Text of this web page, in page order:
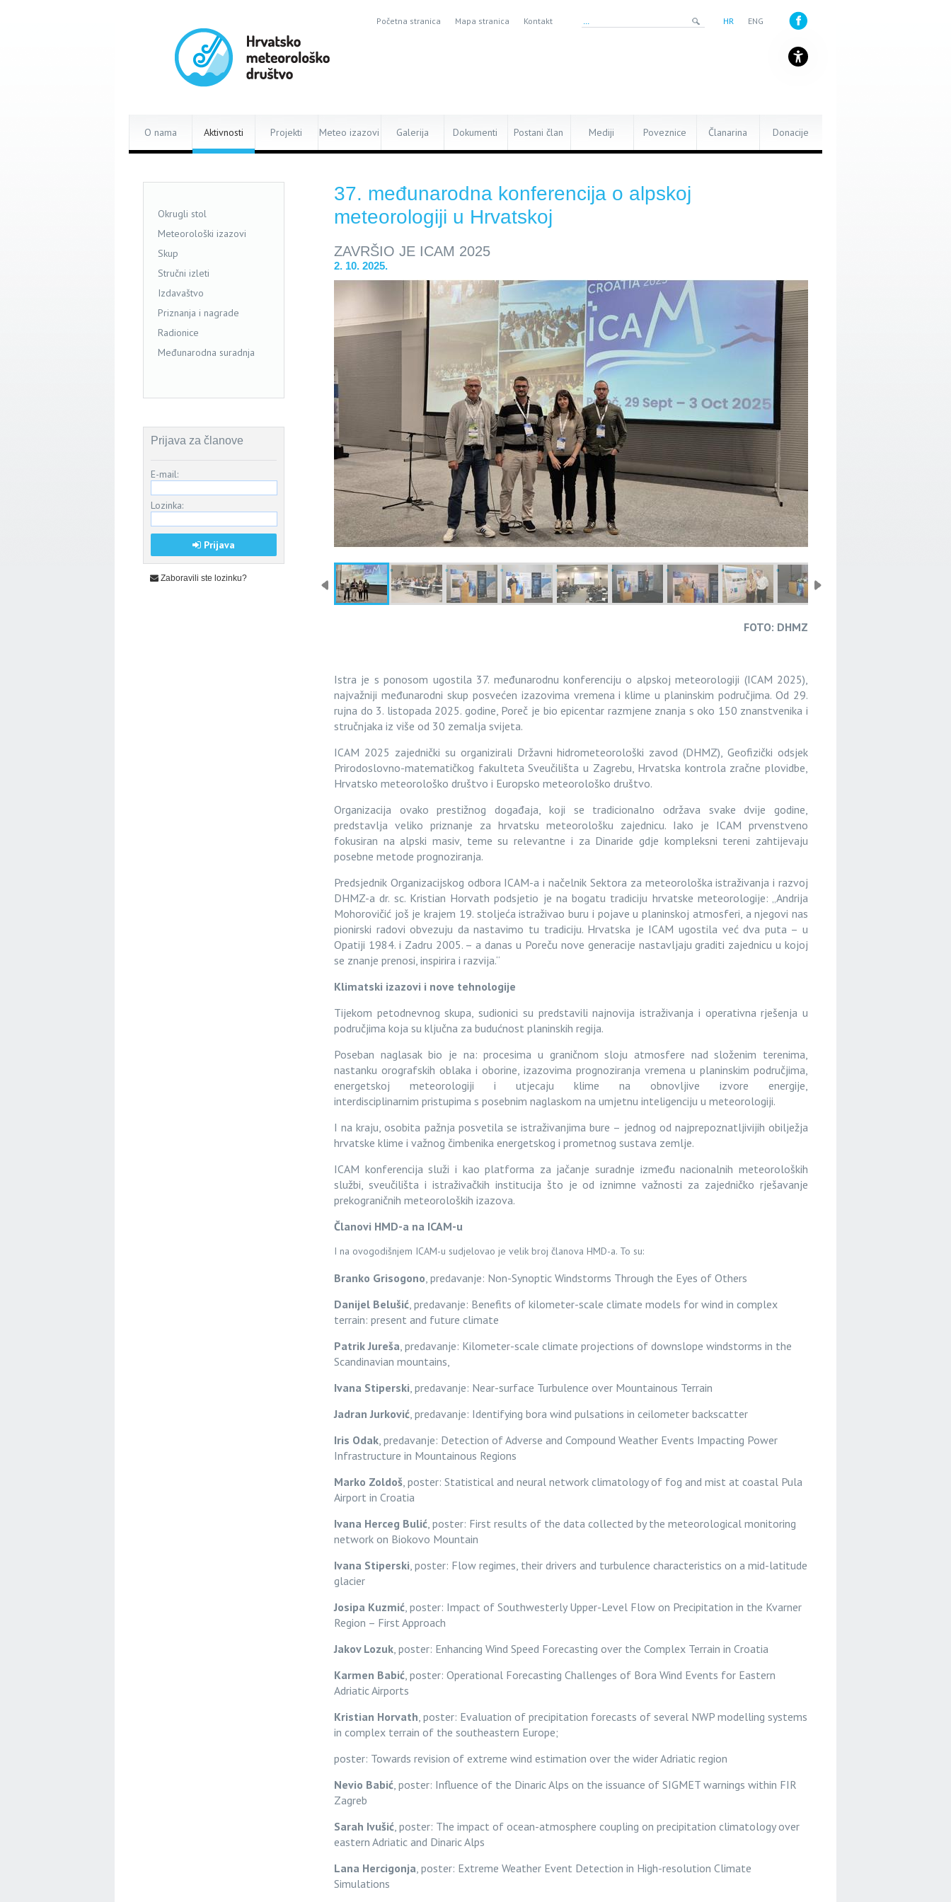
Početna stranica Mapa stranica Kontakt HR ENG
O nama Aktivnosti Projekti Meteo izazovi Galerija Dokumenti Postani član Mediji Poveznice Članarina Donacije
37. međunarodna konferencija o alpskoj
meteorologiji u Hrvatskoj
ZAVRŠIO JE ICAM 2025
2. 10. 2025.
FOTO: DHMZ
Istra je s ponosom ugostila 37. međunarodnu konferenciju o alpskoj meteorologiji (ICAM 2025),
najvažniji međunarodni skup posvećen izazovima vremena i klime u planinskim područjima. Od 29.
rujna do 3. listopada 2025. godine, Poreč je bio epicentar razmjene znanja s oko 150 znanstvenika i
stručnjaka iz više od 30 zemalja svijeta.
ICAM 2025 zajednički su organizirali Državni hidrometeorološki zavod (DHMZ), Geofizički odsjek
Prirodoslovno-matematičkog fakulteta Sveučilišta u Zagrebu, Hrvatska kontrola zračne plovidbe,
Hrvatsko meteorološko društvo i Europsko meteorološko društvo.
Organizacija ovako prestižnog događaja, koji se tradicionalno održava svake dvije godine,
predstavlja veliko priznanje za hrvatsku meteorološku zajednicu. Iako je ICAM prvenstveno
fokusiran na alpski masiv, teme su relevantne i za Dinaride gdje kompleksni tereni zahtijevaju
posebne metode prognoziranja.
Predsjednik Organizacijskog odbora ICAM-a i načelnik Sektora za meteorološka istraživanja i razvoj
DHMZ-a dr. sc. Kristian Horvath podsjetio je na bogatu tradiciju hrvatske meteorologije: „Andrija
Mohorovičić još je krajem 19. stoljeća istraživao buru i pojave u planinskoj atmosferi, a njegovi nas
pionirski radovi obvezuju da nastavimo tu tradiciju. Hrvatska je ICAM ugostila već dva puta – u
Opatiji 1984. i Zadru 2005. – a danas u Poreču nove generacije nastavljaju graditi zajednicu u kojoj
se znanje prenosi, inspirira i razvija.“
Klimatski izazovi i nove tehnologije
Tijekom petodnevnog skupa, sudionici su predstavili najnovija istraživanja i operativna rješenja u
područjima koja su ključna za budućnost planinskih regija.
Poseban naglasak bio je na: procesima u graničnom sloju atmosfere nad složenim terenima,
nastanku orografskih oblaka i oborine, izazovima prognoziranja vremena u planinskim područjima,
energetskoj meteorologiji i utjecaju klime na obnovljive izvore energije,
interdisciplinarnim pristupima s posebnim naglaskom na umjetnu inteligenciju u meteorologiji.
I na kraju, osobita pažnja posvetila se istraživanjima bure – jednog od najprepoznatljivijih obilježja
hrvatske klime i važnog čimbenika energetskog i prometnog sustava zemlje.
ICAM konferencija služi i kao platforma za jačanje suradnje između nacionalnih meteoroloških
službi, sveučilišta i istraživačkih institucija što je od iznimne važnosti za zajedničko rješavanje
prekograničnih meteoroloških izazova.
Članovi HMD-a na ICAM-u
I na ovogodišnjem ICAM-u sudjelovao je velik broj članova HMD-a. To su:
Branko Grisogono, predavanje: Non-Synoptic Windstorms Through the Eyes of Others
Danijel Belušić, predavanje: Benefits of kilometer-scale climate models for wind in complex
terrain: present and future climate
Patrik Jureša, predavanje: Kilometer-scale climate projections of downslope windstorms in the
Scandinavian mountains,
Ivana Stiperski, predavanje: Near-surface Turbulence over Mountainous Terrain
Jadran Jurković, predavanje: Identifying bora wind pulsations in ceilometer backscatter
Iris Odak, predavanje: Detection of Adverse and Compound Weather Events Impacting Power
Infrastructure in Mountainous Regions
Marko Zoldoš, poster: Statistical and neural network climatology of fog and mist at coastal Pula
Airport in Croatia
Ivana Herceg Bulić, poster: First results of the data collected by the meteorological monitoring
network on Biokovo Mountain
Ivana Stiperski, poster: Flow regimes, their drivers and turbulence characteristics on a mid-latitude
glacier
Josipa Kuzmić, poster: Impact of Southwesterly Upper-Level Flow on Precipitation in the Kvarner
Region – First Approach
Jakov Lozuk, poster: Enhancing Wind Speed Forecasting over the Complex Terrain in Croatia
Karmen Babić, poster: Operational Forecasting Challenges of Bora Wind Events for Eastern
Adriatic Airports
Kristian Horvath, poster: Evaluation of precipitation forecasts of several NWP modelling systems
in complex terrain of the southeastern Europe;
poster: Towards revision of extreme wind estimation over the wider Adriatic region
Nevio Babić, poster: Influence of the Dinaric Alps on the issuance of SIGMET warnings within FIR
Zagreb
Sarah Ivušić, poster: The impact of ocean-atmosphere coupling on precipitation climatology over
eastern Adriatic and Dinaric Alps
Lana Hercigonja, poster: Extreme Weather Event Detection in High-resolution Climate
Simulations
Okrugli stol
Meteorološki izazovi
Skup
Stručni izleti
Izdavaštvo
Priznanja i nagrade
Radionice
Međunarodna suradnja
Prijava za članove
E-mail:
Lozinka:
Prijava
Zaboravili ste lozinku?